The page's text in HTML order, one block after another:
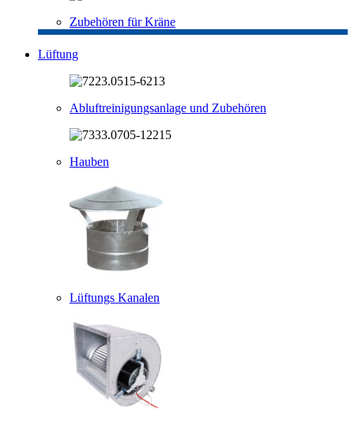
Zubehören für Kräne
Lüftung
Abluftreinigungsanlage und Zubehören
Hauben
Lüftungs Kanalen